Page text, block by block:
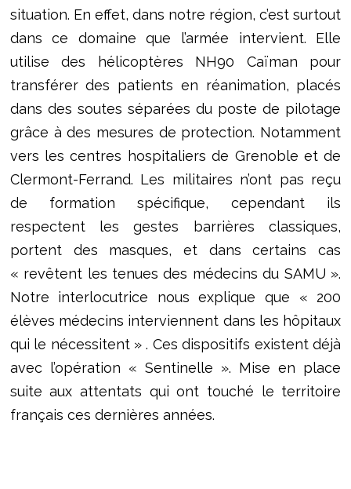
situation. En effet, dans notre région, c’est surtout
dans ce domaine que l’armée intervient. Elle
utilise des hélicoptères NH90 Caïman pour
transférer des patients en réanimation, placés
dans des soutes séparées du poste de pilotage
grâce à des mesures de protection. Notamment
vers les centres hospitaliers de Grenoble et de
Clermont-Ferrand. Les militaires n’ont pas reçu
de formation spécifique, cependant ils
respectent les gestes barrières classiques,
portent des masques, et dans certains cas
« revêtent les tenues des médecins du SAMU ».
Notre interlocutrice nous explique que « 200
élèves médecins interviennent dans les hôpitaux
qui le nécessitent » . Ces dispositifs existent déjà
avec l’opération « Sentinelle ». Mise en place
suite aux attentats qui ont touché le territoire
français ces dernières années.